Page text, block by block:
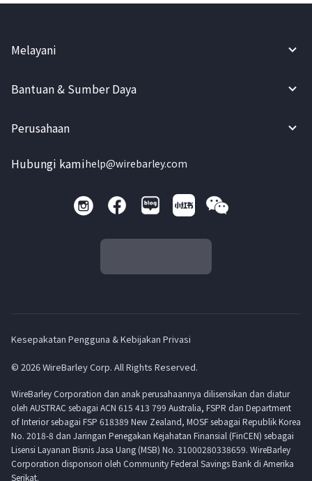
Melayani
Bantuan & Sumber Daya
Perusahaan
Hubungi kamihelp@wirebarley.com
Kesepakatan Pengguna & Kebijakan Privasi
© 2026 WireBarley Corp. All Rights Reserved.
WireBarley Corporation dan anak perusahaannya dilisensikan dan diatur
oleh AUSTRAC sebagai ACN 615 413 799 Australia, FSPR dan Department
of Interior sebagai FSP 618389 New Zealand, MOSF sebagai Republik Korea
No. 2018-8 dan Jaringan Penegakan Kejahatan Finansial (FinCEN) sebagai
Lisensi Layanan Bisnis Jasa Uang (MSB) No. 31000280338659. WireBarley
Corporation disponsori oleh Community Federal Savings Bank di Amerika
Serikat.